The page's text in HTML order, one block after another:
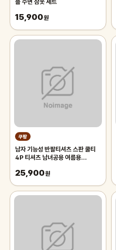
플 수면 잠옷 세트
15,900원
쿠팡
남자 기능성 반팔티셔츠 스판 쿨티
4P 티셔츠 남녀공용 여름용
25,900원